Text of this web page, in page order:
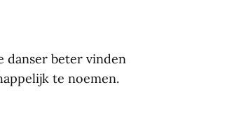
danser beter vinden
te noemen.